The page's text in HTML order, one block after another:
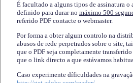
É facultado a alguns tipos de assinatura o
definido para durar no máximo 500
referido PDF contacte o webmaster.
Por forma a obter algum controlo na
abusos de rede perpetrados sobre o site,
que o PDF seja completamente
que o link directo a que estávamos
Caso experimente díficuldades na